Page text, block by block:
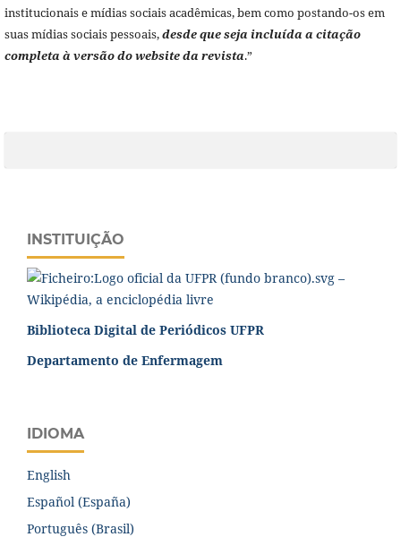
institucionais e mídias sociais acadêmicas, bem como postando-os em
suas mídias sociais pessoais,desde que seja incluída a citação
completa à versão do website da revista.”
INSTITUIÇÃO
Biblioteca Digital de Periódicos UFPR
Departamento de Enfermagem
IDIOMA
English
Español (España)
Português (Brasil)